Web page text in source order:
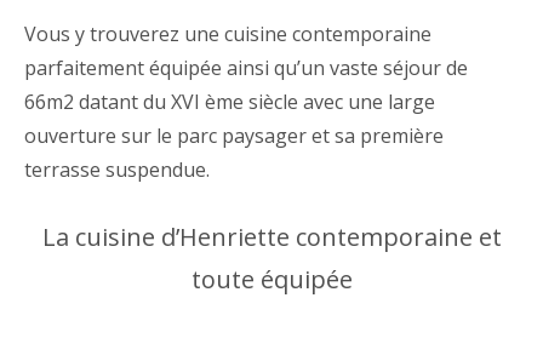
Vous y trouverez une cuisine contemporaine
parfaitement équipée ainsi qu’un vaste séjour de
66m2 datant du XVI ème siècle avec une large
ouverture sur le parc paysager et sa première
terrasse suspendue.
La cuisine d’Henriette contemporaine et
toute équipée